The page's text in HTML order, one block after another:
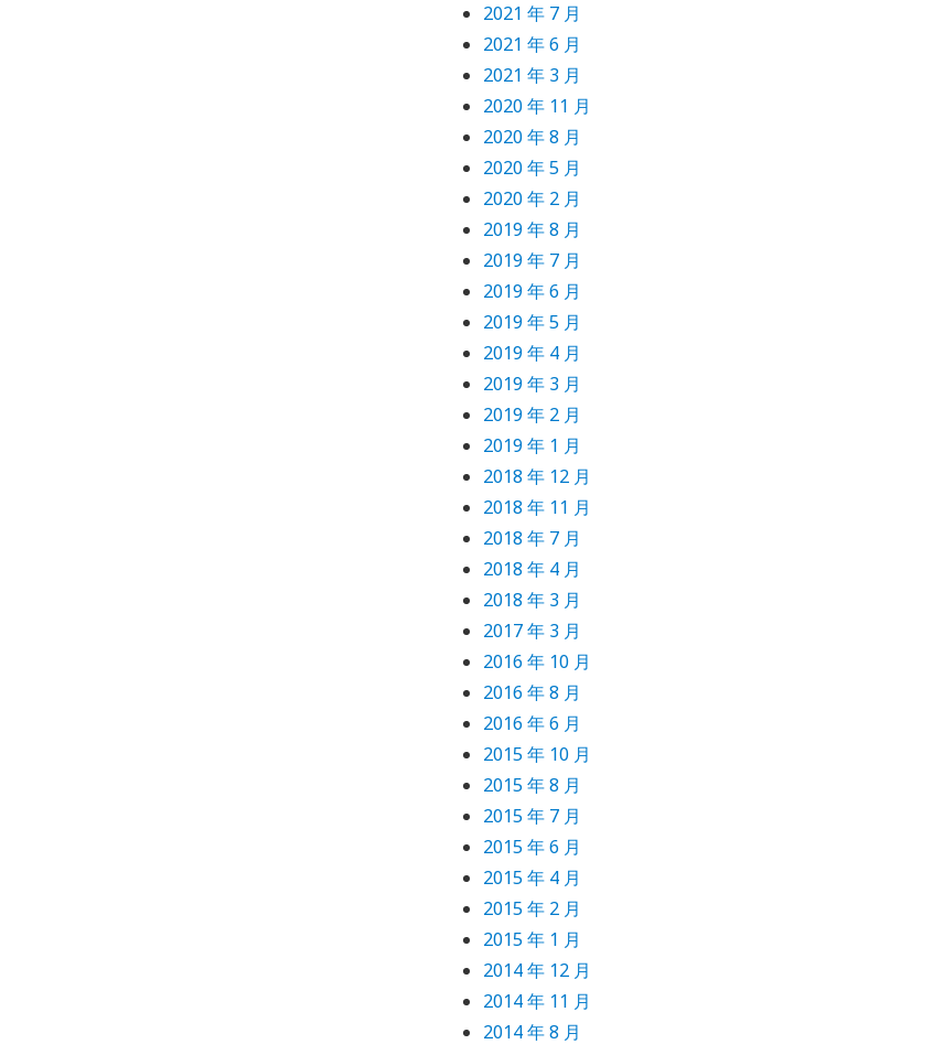
2021 年 7 月
2021 年 6 月
2021 年 3 月
2020 年 11 月
2020 年 8 月
2020 年 5 月
2020 年 2 月
2019 年 8 月
2019 年 7 月
2019 年 6 月
2019 年 5 月
2019 年 4 月
2019 年 3 月
2019 年 2 月
2019 年 1 月
2018 年 12 月
2018 年 11 月
2018 年 7 月
2018 年 4 月
2018 年 3 月
2017 年 3 月
2016 年 10 月
2016 年 8 月
2016 年 6 月
2015 年 10 月
2015 年 8 月
2015 年 7 月
2015 年 6 月
2015 年 4 月
2015 年 2 月
2015 年 1 月
2014 年 12 月
2014 年 11 月
2014 年 8 月